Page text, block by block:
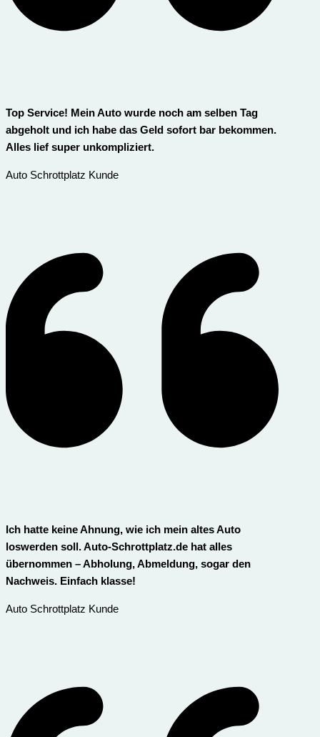
Top Service! Mein Auto wurde noch am selben Tag
abgeholt und ich habe das Geld sofort bar bekommen.
Alles lief super unkompliziert.
Auto Schrottplatz Kunde
Ich hatte keine Ahnung, wie ich mein altes Auto
loswerden soll. Auto-Schrottplatz.de hat alles
übernommen – Abholung, Abmeldung, sogar den
Nachweis. Einfach klasse!
Auto Schrottplatz Kunde